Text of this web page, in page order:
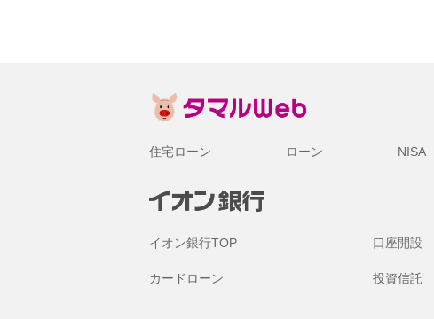
住宅ローン ローン NISA
イオン銀行TOP 口座開設
カードローン 投資信託